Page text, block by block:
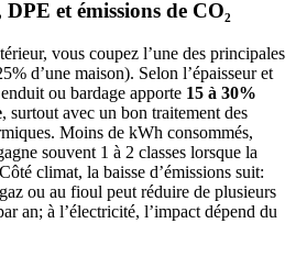
et émissions de CO₂
vous coupez l’une des principales
d’une maison). Selon l’épaisseur et
ou bardage apporte 15 à 30%
, surtout avec un bon traitement des
Moins de kWh consommés,
souvent 1 à 2 classes lorsque la
climat, la baisse d’émissions suit:
ou au fioul peut réduire de plusieurs
an; à l’électricité, l’impact dépend du